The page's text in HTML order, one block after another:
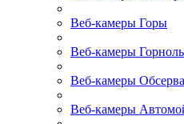
Веб-камеры Горы
Веб-камеры
Веб-камеры
Веб-камеры